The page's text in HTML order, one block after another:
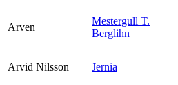
Arven
Mestergull T.
Berglihn
Arvid Nilsson
Jernia